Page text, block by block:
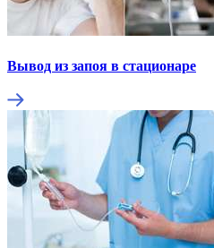
Вывод из запоя в стационаре